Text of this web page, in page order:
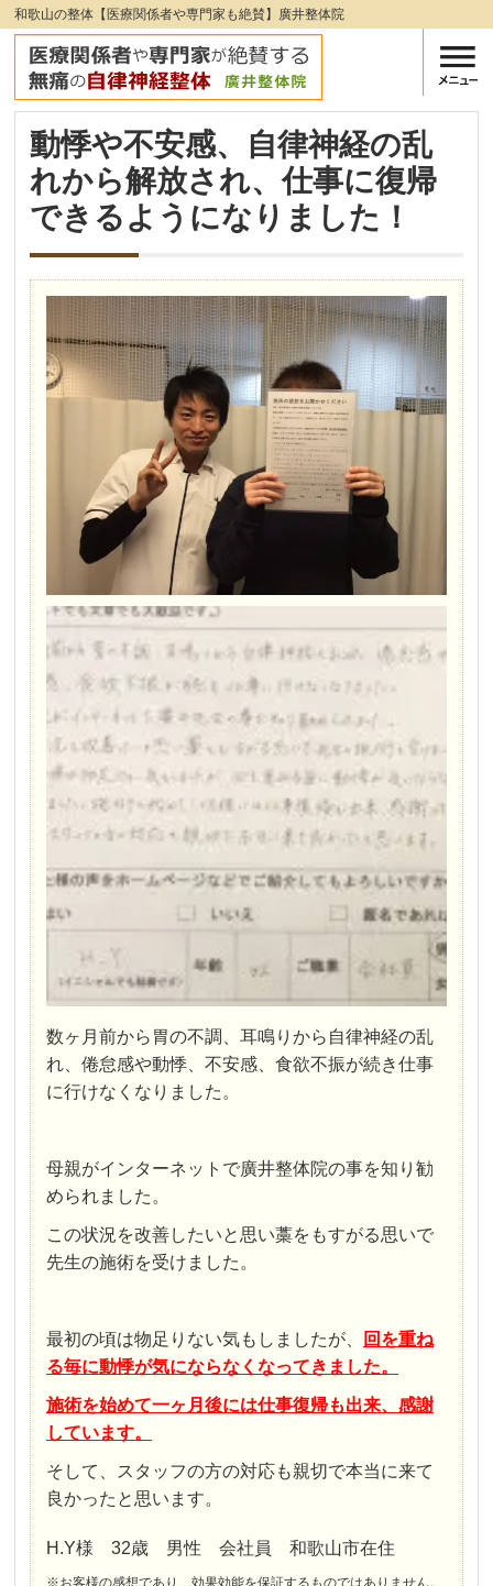
和歌山の整体【医療関係者や専門家も絶賛】廣井整体院
動悸や不安感、自律神経の乱
れから解放され、仕事に復帰
できるようになりました！
数ヶ月前から胃の不調、耳鳴りから自律神経の乱
れ、倦怠感や動悸、不安感、食欲不振が続き仕事
に行けなくなりました。
母親がインターネットで廣井整体院の事を知り勧
められました。
この状況を改善したいと思い藁をもすがる思いで
先生の施術を受けました。
最初の頃は物足りない気もしましたが、
回を重ね
る毎に動悸が気にならなくなってきました。
施術を始めて一ヶ月後には仕事復帰も出来、感謝
しています。
そして、スタッフの方の対応も親切で本当に来て
良かったと思います。
H.Y様 32歳 男性 会社員 和歌山市在住
※お客様の感想であり、効果効能を保証するものではありません。